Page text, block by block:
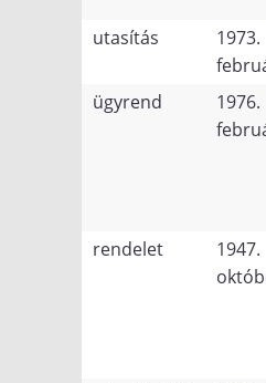
utasítás
1973.
ügyrend
1976.
rendelet
1947.